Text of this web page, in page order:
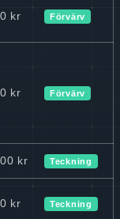
kr Förvärv
kr Förvärv
kr Teckning
kr Teckning